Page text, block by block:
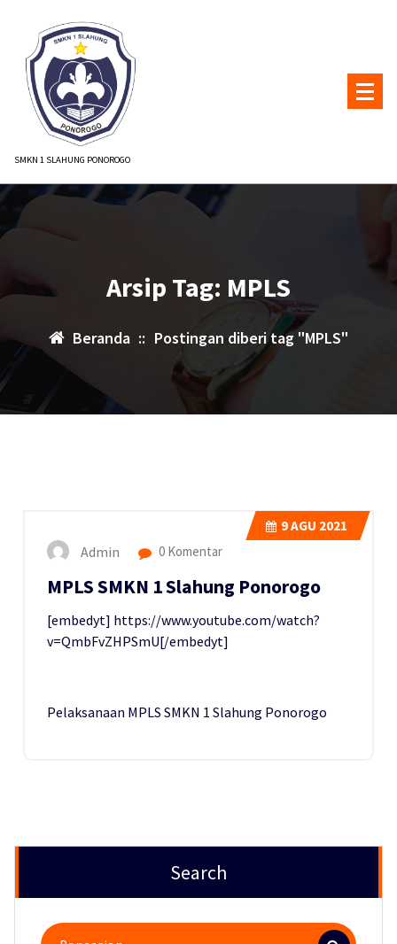
konten
SMKN 1 SLAHUNG PONOROGO
Arsip Tag: MPLS
Beranda :: Postingan diberi tag "MPLS"
9AGU 2021
Admin 0 Komentar
MPLS SMKN 1 Slahung Ponorogo
[embedyt] https://www.youtube.com/watch?
v=QmbFvZHPSmU[/embedyt]
Pelaksanaan MPLS SMKN 1 Slahung Ponorogo
Search
Pencarian